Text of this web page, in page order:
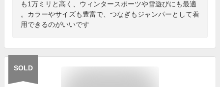
も1万ミリと高く、ウィンタースポーツや雪遊びにも最適
。カラーやサイズも豊富で、つなぎもジャンパーとして着
用できるのがいいです
SOLD